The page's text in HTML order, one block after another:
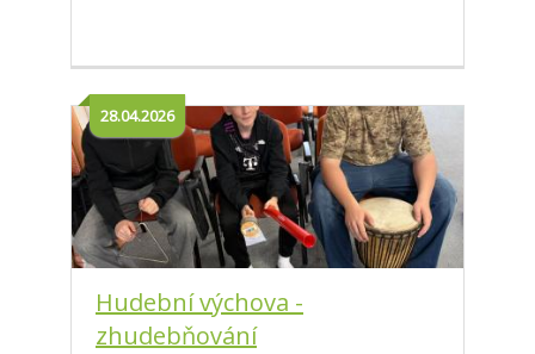
Hudební výchova -
zhudebňování
28.04.2026